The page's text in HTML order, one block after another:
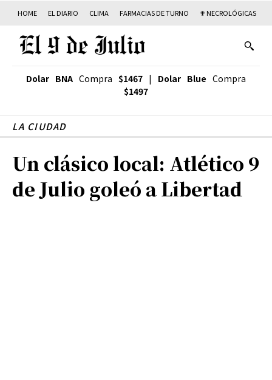
HOME EL DIARIO CLIMA FARMACIAS DE TURNO ✟ NECROLÓGICAS
Dolar BNA Compra $1467 | Dolar Blue Compra
$1497
LA CIUDAD
Un clásico local: Atlético 9
de Julio goleó a Libertad